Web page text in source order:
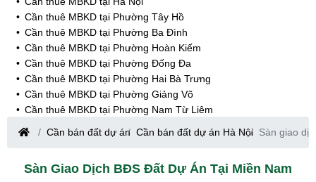
Cần thuê MBKD tại Phường Tây Hồ
Cần thuê MBKD tại Phường Ba Đình
Cần thuê MBKD tại Phường Hoàn Kiếm
Cần thuê MBKD tại Phường Đống Đa
Cần thuê MBKD tại Phường Hai Bà Trưng
Cần thuê MBKD tại Phường Giảng Võ
Cần thuê MBKD tại Phường Nam Từ Liêm
Cần thuê MBKD tại Phường Cầu Giấy
Cần thuê MBKD tại Phường Thanh Xuân
Cần thuê MBKD tại Phường Hà Đông
Cần bán đất dự án Cần bán đất dự án Hà Nội Sàn giao
Sàn Giao Dịch BĐS Đất Dự Án Tại Miền Nam